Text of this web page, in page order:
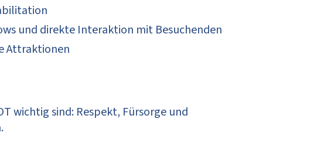
und direkte Interaktion mit Besuchenden
Attraktionen
wichtig sind: Respekt, Fürsorge und